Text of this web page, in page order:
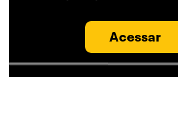
Acessar